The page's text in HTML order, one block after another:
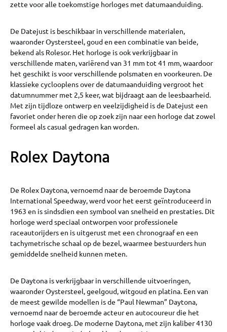
zette voor alle toekomstige horloges met datumaanduiding.
De Datejust is beschikbaar in verschillende materialen,
waaronder Oystersteel, goud en een combinatie van beide,
bekend als Rolesor. Het horloge is ook verkrijgbaar in
verschillende maten, variërend van 31 mm tot 41 mm, waardoor
het geschikt is voor verschillende polsmaten en voorkeuren. De
klassieke cyclooplens over de datumaanduiding vergroot het
datumnummer met 2,5 keer, wat bijdraagt aan de leesbaarheid.
Met zijn tijdloze ontwerp en veelzijdigheid is de Datejust een
favoriet onder heren die op zoek zijn naar een horloge dat zowel
formeel als casual gedragen kan worden.
Rolex Daytona
De Rolex Daytona, vernoemd naar de beroemde Daytona
International Speedway, werd voor het eerst geïntroduceerd in
1963 en is sindsdien een symbool van snelheid en prestaties. Dit
horloge werd speciaal ontworpen voor professionele
raceautorijders en is uitgerust met een chronograaf en een
tachymetrische schaal op de bezel, waarmee bestuurders hun
gemiddelde snelheid kunnen meten.
De Daytona is verkrijgbaar in verschillende uitvoeringen,
waaronder Oystersteel, geelgoud, witgoud en platina. Een van
de meest gewilde modellen is de “Paul Newman” Daytona,
vernoemd naar de beroemde acteur en autocoureur die het
horloge vaak droeg. De moderne Daytona, met zijn kaliber 4130